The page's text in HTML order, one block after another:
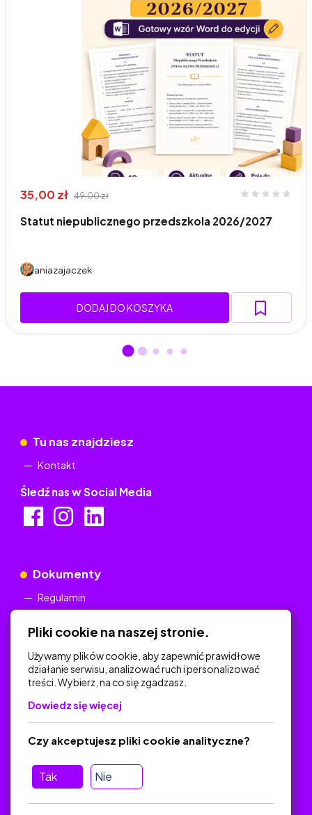
35,00 zł 49,00 zł
Statut niepublicznego przedszkola 2026/2027
aniazajaczek
DODAJ DO KOSZYKA
Tu nas znajdziesz
Kontakt
Śledź nas w Social Media
Dokumenty
Regulamin
Na skróty
Polityka Prywatności
Regulamin
O platformie
Baza materiałów dydaktycznych
Jak zostać autorem
FAQ
Pliki cookie na naszej stronie.
Używamy plików cookie, aby zapewnić prawidłowe
działanie serwisu, analizować ruch i personalizować
treści. Wybierz, na co się zgadzasz.
Dowiedz się więcej
Tak Nie
Czy akceptujesz pliki cookie analityczne?